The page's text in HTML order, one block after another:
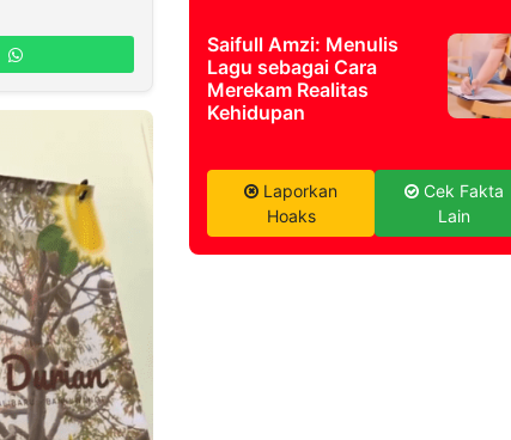
Saifull Amzi: Menulis
Lagu sebagai Cara
Merekam Realitas
Kehidupan
Laporkan
Hoaks
Cek Fakta
Lain